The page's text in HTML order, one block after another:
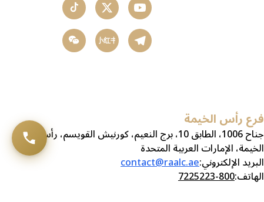
小红书
فرع رأس الخيمة
جناح 1006، الطابق 10، برج النعيم، كورنيش القويسم، رأس
الخيمة، الإمارات العربية المتحدة
البريد الإلكتروني:
contact@raalc.ae
الهاتف:
800-7225223